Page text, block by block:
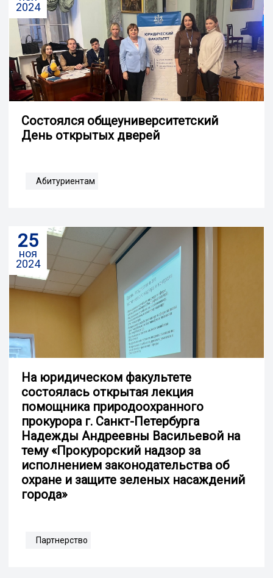
2024
Cостоялся общеуниверситетский
День открытых дверей
Абитуриентам
25
ноя
2024
На юридическом факультете
состоялась открытая лекция
помощника природоохранного
прокурора г. Санкт-Петербурга
Надежды Андреевны Васильевой на
тему «Прокурорский надзор за
исполнением законодательства об
охране и защите зеленых насаждений
города»
Партнерство